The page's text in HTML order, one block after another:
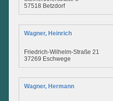
57518 Betzdorf
Wagner, Heinrich
Friedrich-Wilhelm-Straße 21
37269 Eschwege
Wagner, Hermann